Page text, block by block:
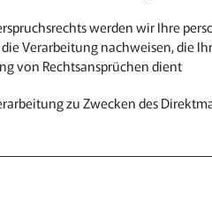
werden wir Ihre
Verarbeitung nachweisen, die
von Rechtsansprüchen dient
zu Zwecken des